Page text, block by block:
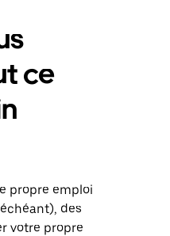
ce
propre emploi
des
votre propre